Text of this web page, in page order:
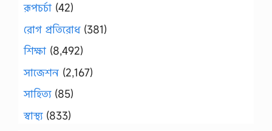
রূপচর্চা (42)
রোগ প্রতিরোধ(381)
শিক্ষা (8,492)
সাজেশন (2,167)
সাহিত্য(85)
স্বাস্থ্য(833)